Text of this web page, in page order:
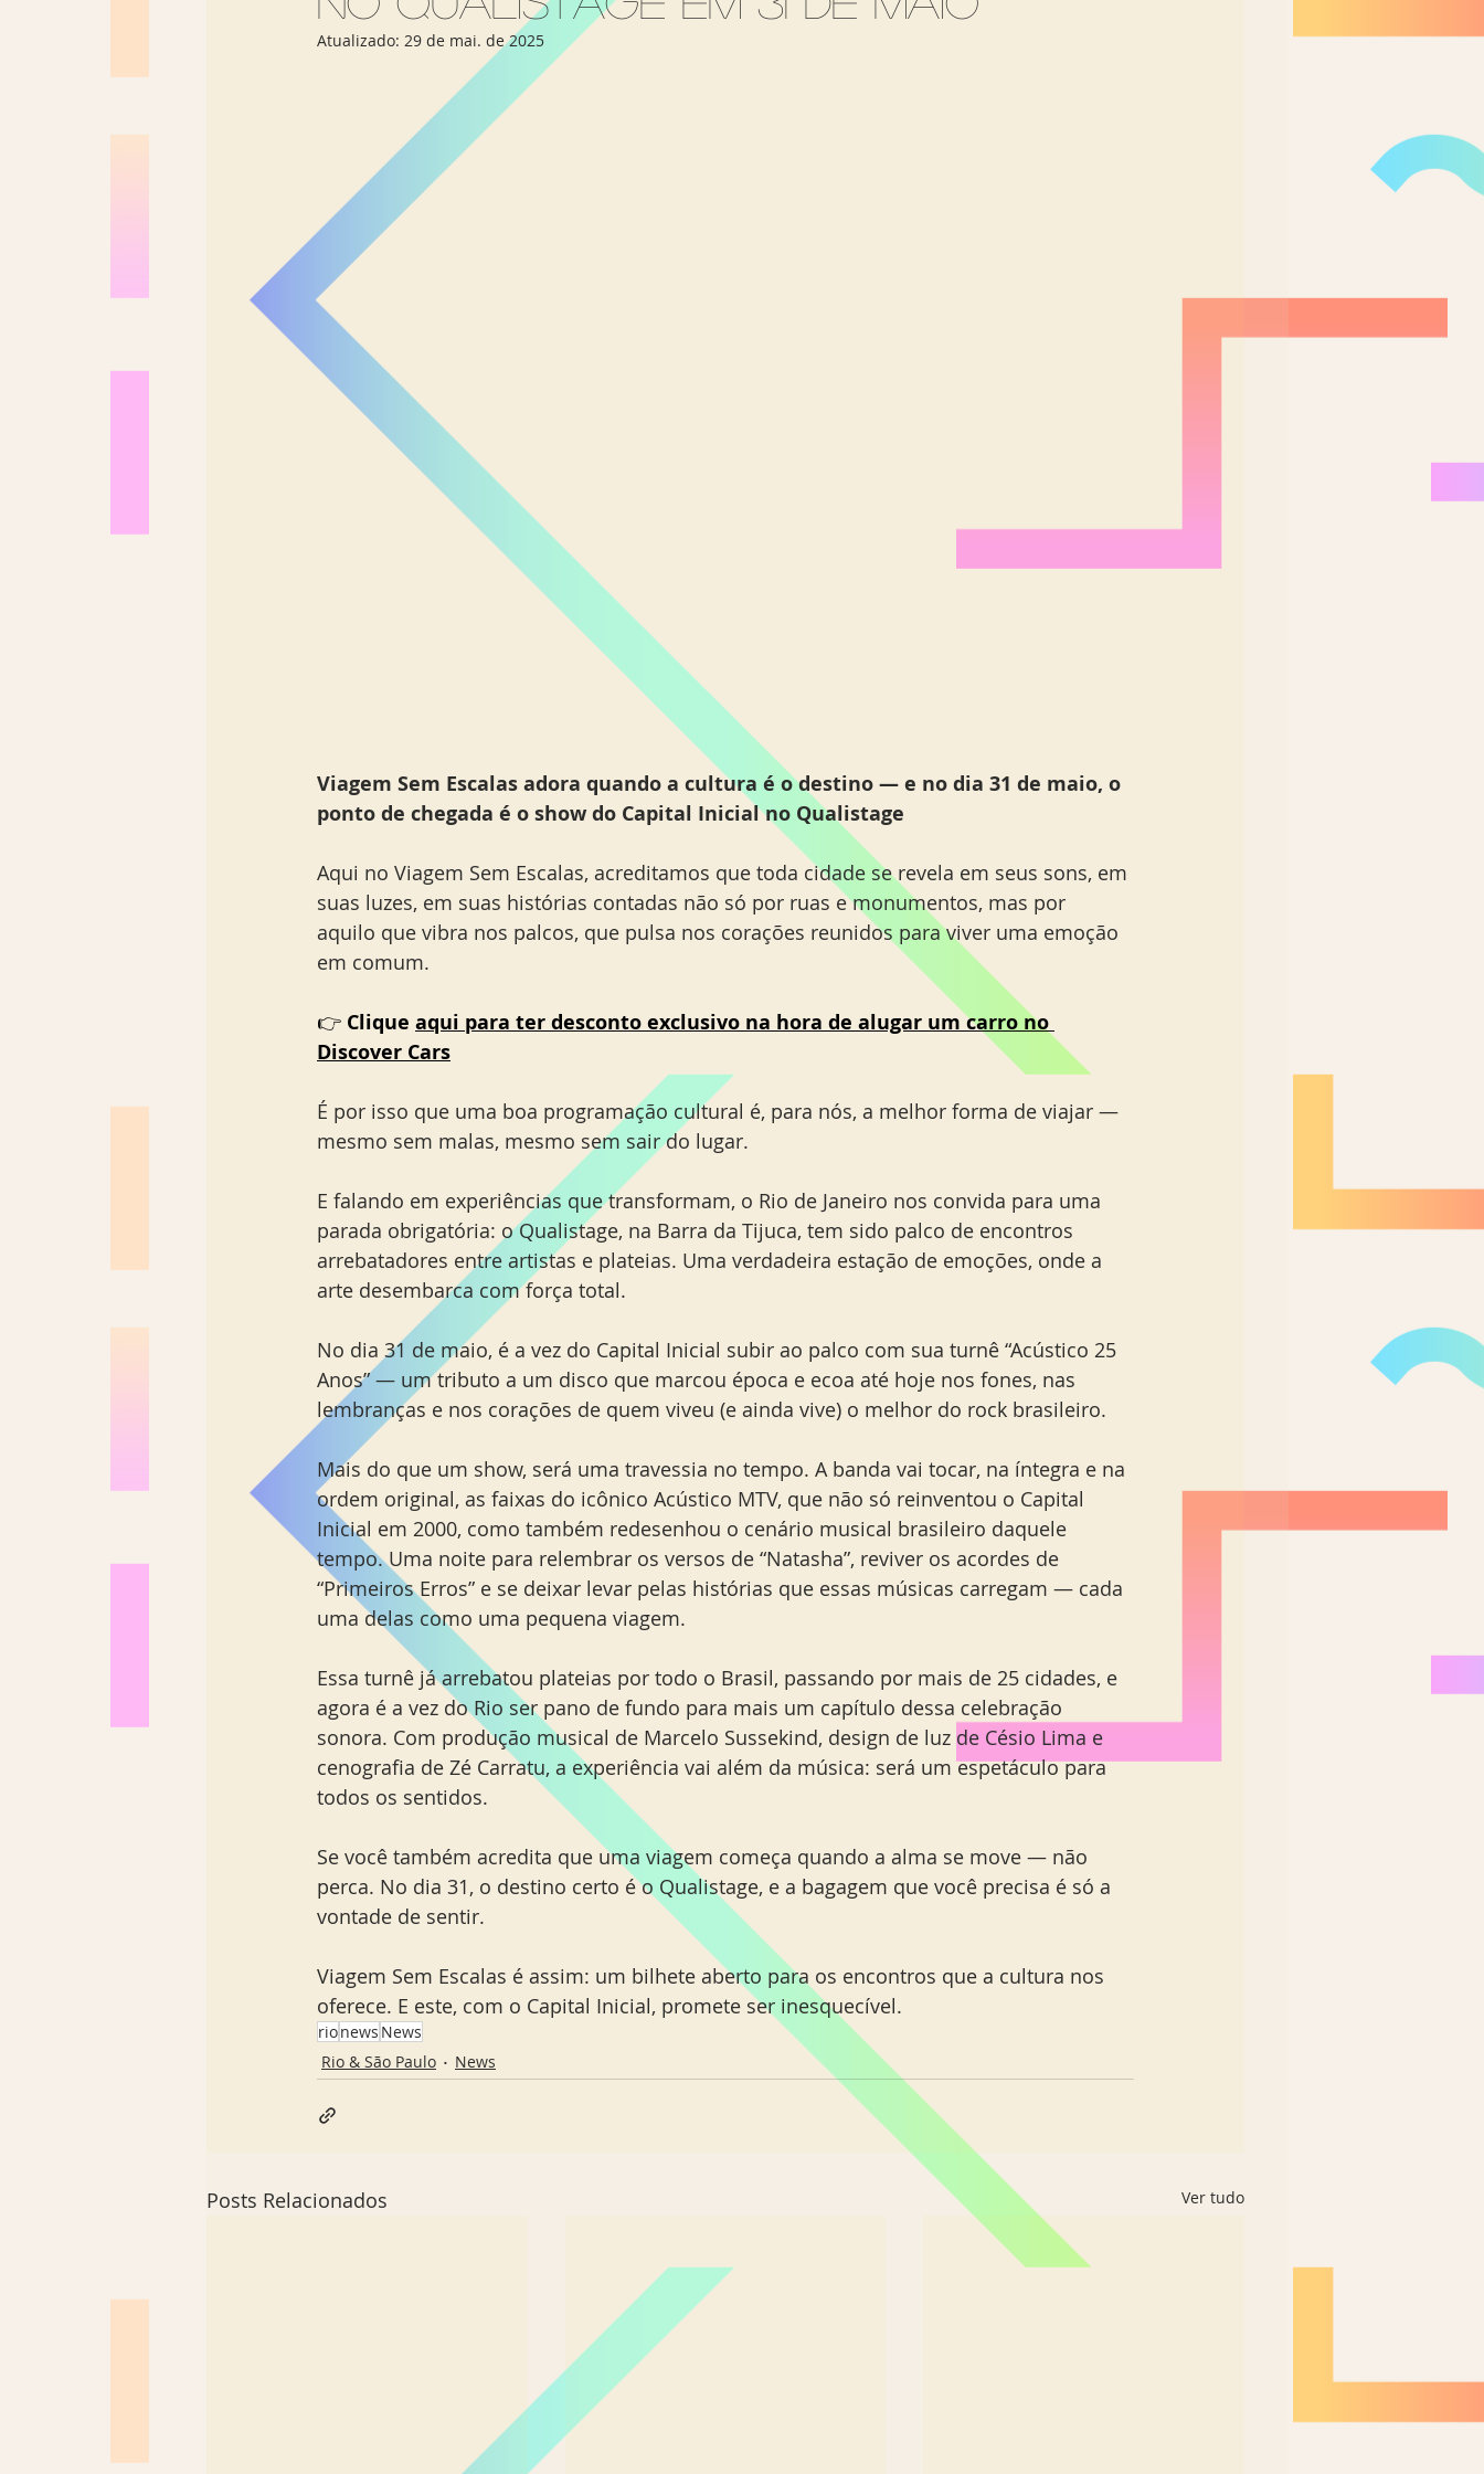
Miami Orlando
Atualizado: 29 de mai. de 2025
Viagem Sem Escalas adora quando a cultura é o destino — e no dia 31 de maio, o
ponto de chegada é o show do Capital Inicial no Qualistage
Aqui no Viagem Sem Escalas, acreditamos que toda cidade se revela em seus sons, em
suas luzes, em suas histórias contadas não só por ruas e monumentos, mas por
aquilo que vibra nos palcos, que pulsa nos corações reunidos para viver uma emoção
em comum.
👉 Clique aqui para ter desconto exclusivo na hora de alugar um carro no
Discover Cars
É por isso que uma boa programação cultural é, para nós, a melhor forma de viajar —
mesmo sem malas, mesmo sem sair do lugar.
E falando em experiências que transformam, o Rio de Janeiro nos convida para uma
parada obrigatória: o Qualistage, na Barra da Tijuca, tem sido palco de encontros
arrebatadores entre artistas e plateias. Uma verdadeira estação de emoções, onde a
arte desembarca com força total.
No dia 31 de maio, é a vez do Capital Inicial subir ao palco com sua turnê “Acústico 25
Anos” — um tributo a um disco que marcou época e ecoa até hoje nos fones, nas
lembranças e nos corações de quem viveu (e ainda vive) o melhor do rock brasileiro.
Mais do que um show, será uma travessia no tempo. A banda vai tocar, na íntegra e na
ordem original, as faixas do icônico Acústico MTV, que não só reinventou o Capital
Inicial em 2000, como também redesenhou o cenário musical brasileiro daquele
tempo. Uma noite para relembrar os versos de “Natasha”, reviver os acordes de
“Primeiros Erros” e se deixar levar pelas histórias que essas músicas carregam — cada
uma delas como uma pequena viagem.
Essa turnê já arrebatou plateias por todo o Brasil, passando por mais de 25 cidades, e
agora é a vez do Rio ser pano de fundo para mais um capítulo dessa celebração
sonora. Com produção musical de Marcelo Sussekind, design de luz de Césio Lima e
cenografia de Zé Carratu, a experiência vai além da música: será um espetáculo para
todos os sentidos.
Se você também acredita que uma viagem começa quando a alma se move — não
perca. No dia 31, o destino certo é o Qualistage, e a bagagem que você precisa é só a
vontade de sentir.
Viagem Sem Escalas é assim: um bilhete aberto para os encontros que a cultura nos
oferece. E este, com o Capital Inicial, promete ser inesquecível.
rionews News
Rio & São Paulo
News
Posts Relacionados Ver tudo